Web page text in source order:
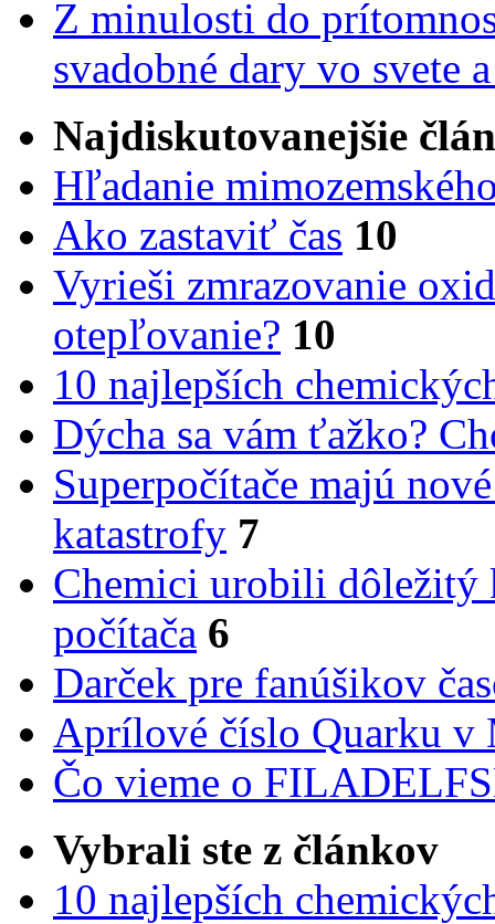
Z minulosti do
svadobné dary vo svete
Najdiskutovanejšie
Hľadanie
Ako zastaviť čas 10
Vyrieši zmrazovanie
otepľovanie? 10
10 najlepších
Dýcha sa vám ťažko?
Superpočítače majú
katastrofy 7
Chemici urobili dôležitý
počítača 6
Darček pre fanúšikov
Aprílové číslo Quarku v
Čo vieme o
Vybrali ste z článkov
10 najlepších